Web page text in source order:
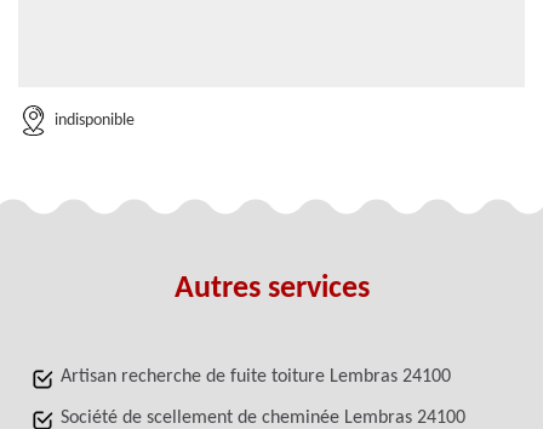
indisponible
Autres services
Artisan recherche de fuite toiture Lembras 24100
Société de scellement de cheminée Lembras 24100